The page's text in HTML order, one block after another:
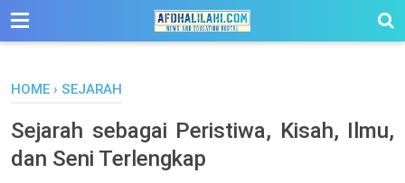
-->
HOME › SEJARAH
Sejarah sebagai Peristiwa, Kisah, Ilmu,
dan Seni Terlengkap